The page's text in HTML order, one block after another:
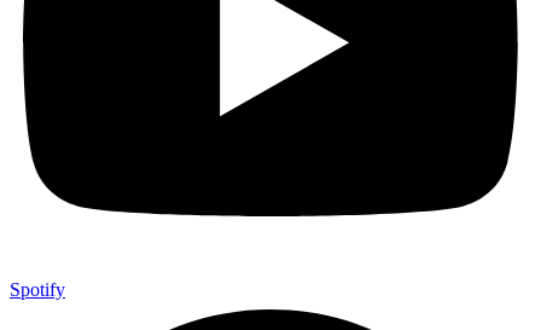
Spotify